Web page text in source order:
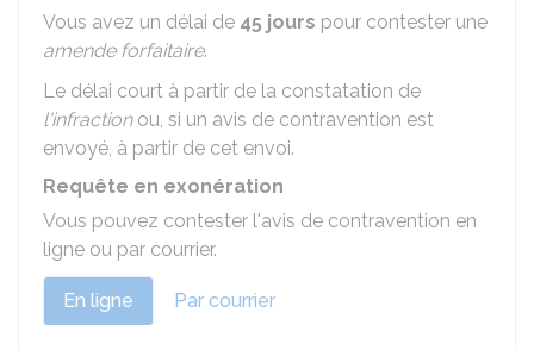
Vous avez un délai de 45 jours pour contester une
amende forfaitaire.
Le délai court à partir de la constatation de
l'infractionou, si un avis de contravention est
envoyé, à partir de cet envoi.
Requête en exonération
Vous pouvez contester l'avis de contravention en
ligne ou par courrier.
En ligne Par courrier